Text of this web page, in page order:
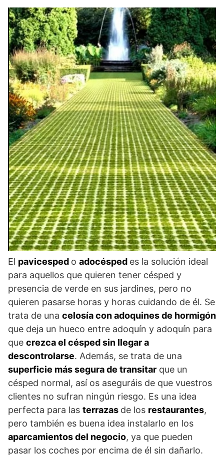
El pavicesped o adocésped es la solución ideal
para aquellos que quieren tener césped y
presencia de verde en sus jardines, pero no
quieren pasarse horas y horas cuidando de él. Se
trata de una celosía con adoquines de hormigón
que deja un hueco entre adoquín y adoquín para
que crezca el césped sin llegar a
descontrolarse. Además, se trata de una
superficie más segura de transitar que un
césped normal, así os aseguráis de que vuestros
clientes no sufran ningún riesgo. Es una idea
perfecta para las terrazas de los restaurantes,
pero también es buena idea instalarlo en los
aparcamientos del negocio, ya que pueden
pasar los coches por encima de él sin dañarlo.